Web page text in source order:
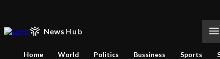
News Hub
Home World Politics Bussiness Sports